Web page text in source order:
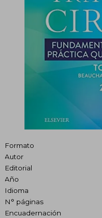
Formato
Autor
Editorial
Año
Idioma
N° páginas
Encuadernación